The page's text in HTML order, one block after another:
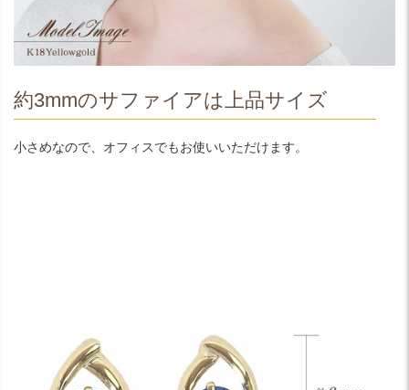
約3mmのサファイアは上品サイズ
小さめなので、オフィスでもお使いいただけます。